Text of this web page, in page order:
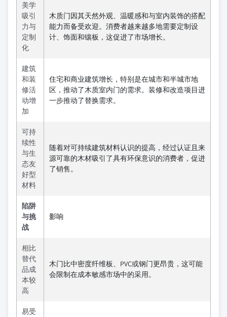
美学
吸引
力与
定制
化
木质门因其天然外观、温暖感和与室内装饰的搭配
能力而备受欢迎。消费者越来越多地需要定制设
计、饰面和镶板，这促进了市场增长。
建筑
和装
修活
动增
加
住宅和商业建筑增长，特别是在城市和半城市地
区，推动了木质室内门的需求。装修和改造项目进
一步推动了替换需求。
可持
续性
与生
态友
好型
材料
随着对可持续建筑材料认识的提高，经过认证且来
源可靠的木材吸引了具有环保意识的消费者，促进
了销售。
陷阱
与挑
战
影响
相比
替代
品成
本较
高
木门比中密度纤维板、PVC或钢门更昂贵，这可能
会限制在成本敏感市场中的采用。
易受